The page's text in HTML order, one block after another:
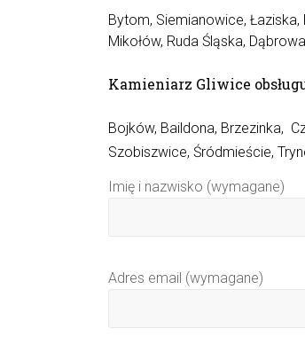
Bytom, Siemianowice, Łaziska,
Mikołów, Ruda Śląska,
Kamieniarz Gliwice
Bojków, Baildona, Brzezinka,
Szobiszwice, Śródmieście,
Imię i nazwisko (wymagane)
Adres email (wymagane)